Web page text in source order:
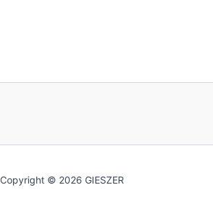
Copyright © 2026 GIESZER